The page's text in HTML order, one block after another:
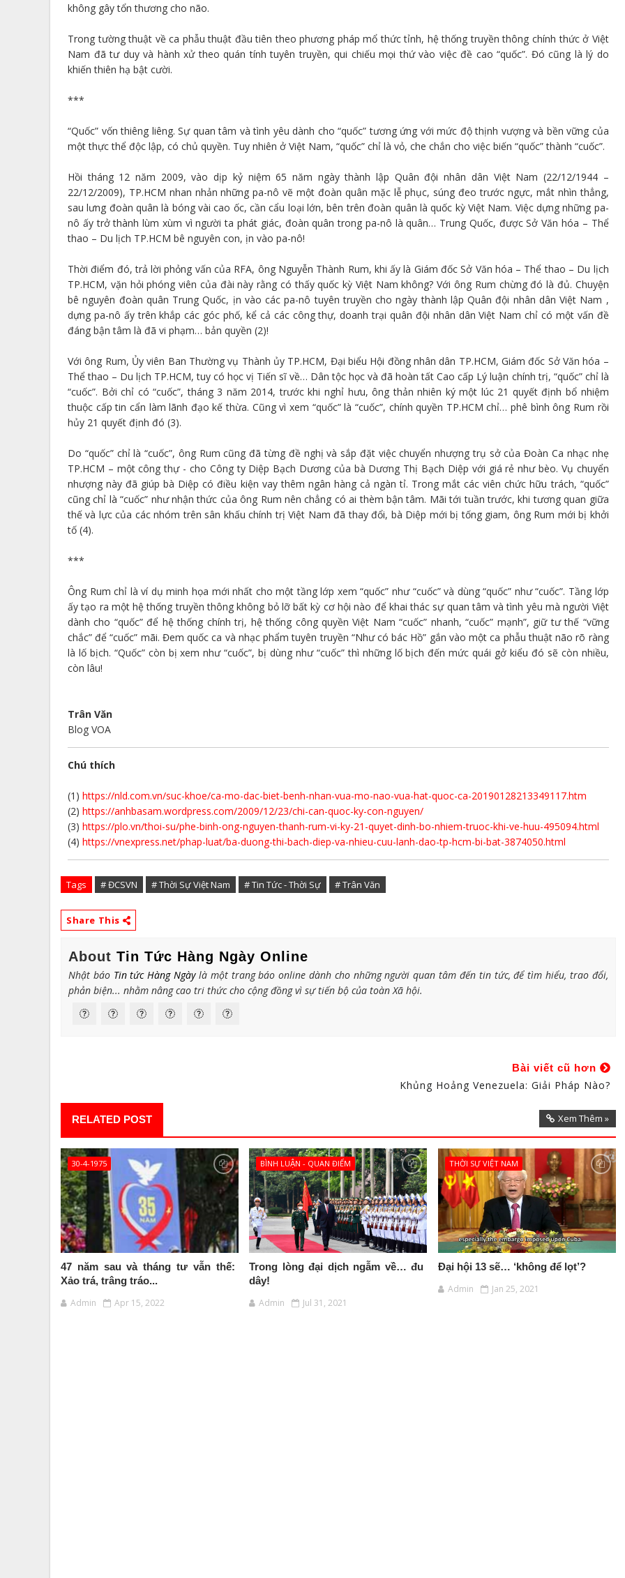
không gây tổn thương cho não.
Trong tường thuật về ca phẫu thuật đầu tiên theo phương pháp mổ thức tỉnh, hệ thống truyền thông chính thức ở Việt
Nam đã tư duy và hành xử theo quán tính tuyên truyền, qui chiếu mọi thứ vào việc đề cao “quốc”. Đó cũng là lý do
khiến thiên hạ bật cười.
***
“Quốc” vốn thiêng liêng. Sự quan tâm và tình yêu dành cho “quốc” tương ứng với mức độ thịnh vượng và bền vững của
một thực thể độc lập, có chủ quyền. Tuy nhiên ở Việt Nam, “quốc” chỉ là vỏ, che chắn cho việc biến “quốc” thành “cuốc”.
Hồi tháng 12 năm 2009, vào dịp kỷ niệm 65 năm ngày thành lập Quân đội nhân dân Việt Nam (22/12/1944 –
22/12/2009), TP.HCM nhan nhản những pa-nô vẽ một đoàn quân mặc lễ phục, súng đeo trước ngực, mắt nhìn thẳng,
sau lưng đoàn quân là bóng vài cao ốc, cần cẩu loại lớn, bên trên đoàn quân là quốc kỳ Việt Nam. Việc dựng những pa-
nô ấy trở thành lùm xùm vì người ta phát giác, đoàn quân trong pa-nô là quân… Trung Quốc, được Sở Văn hóa – Thể
thao – Du lịch TP.HCM bê nguyên con, ịn vào pa-nô!
Thời điểm đó, trả lời phỏng vấn của RFA, ông Nguyễn Thành Rum, khi ấy là Giám đốc Sở Văn hóa – Thể thao – Du lịch
TP.HCM, vặn hỏi phóng viên của đài này rằng có thấy quốc kỳ Việt Nam không? Với ông Rum chừng đó là đủ. Chuyện
bê nguyên đoàn quân Trung Quốc, ịn vào các pa-nô tuyên truyền cho ngày thành lập Quân đội nhân dân Việt Nam ,
dựng pa-nô ấy trên khắp các góc phố, kể cả các công thự, doanh trại quân đội nhân dân Việt Nam chỉ có một vấn đề
đáng bận tâm là đã vi phạm… bản quyền (2)!
Với ông Rum, Ủy viên Ban Thường vụ Thành ủy TP.HCM, Đại biểu Hội đồng nhân dân TP.HCM, Giám đốc Sở Văn hóa –
Thể thao – Du lịch TP.HCM, tuy có học vị Tiến sĩ về… Dân tộc học và đã hoàn tất Cao cấp Lý luận chính trị, “quốc” chỉ là
“cuốc”. Bởi chỉ có “cuốc”, tháng 3 năm 2014, trước khi nghỉ hưu, ông thản nhiên ký một lúc 21 quyết định bổ nhiệm
thuộc cấp tin cẩn làm lãnh đạo kế thừa. Cũng vì xem “quốc” là “cuốc”, chính quyền TP.HCM chỉ… phê bình ông Rum rồi
hủy 21 quyết định đó (3).
Do “quốc” chỉ là “cuốc”, ông Rum cũng đã từng đề nghị và sắp đặt việc chuyển nhượng trụ sở của Đoàn Ca nhạc nhẹ
TP.HCM – một công thự - cho Công ty Diệp Bạch Dương của bà Dương Thị Bạch Diệp với giá rẻ như bèo. Vụ chuyển
nhượng này đã giúp bà Diệp có điều kiện vay thêm ngân hàng cả ngàn tỉ. Trong mắt các viên chức hữu trách, “quốc”
cũng chỉ là “cuốc” như nhận thức của ông Rum nên chẳng có ai thèm bận tâm. Mãi tới tuần trước, khi tương quan giữa
thế và lực của các nhóm trên sân khấu chính trị Việt Nam đã thay đổi, bà Diệp mới bị tống giam, ông Rum mới bị khởi
tố (4).
***
Ông Rum chỉ là ví dụ minh họa mới nhất cho một tầng lớp xem “quốc” như “cuốc” và dùng “quốc” như “cuốc”. Tầng lớp
ấy tạo ra một hệ thống truyền thông không bỏ lỡ bất kỳ cơ hội nào để khai thác sự quan tâm và tình yêu mà người Việt
dành cho “quốc” để hệ thống chính trị, hệ thống công quyền Việt Nam “cuốc” nhanh, “cuốc” mạnh”, giữ tư thế “vững
chắc” để “cuốc” mãi. Đem quốc ca và nhạc phẩm tuyên truyền “Như có bác Hồ” gắn vào một ca phẫu thuật não rõ ràng
là lố bịch. “Quốc” còn bị xem như “cuốc”, bị dùng như “cuốc” thì những lố bịch đến mức quái gở kiểu đó sẽ còn nhiều,
còn lâu!
Trân Văn
Blog VOA
Chú thích
(1) https://nld.com.vn/suc-khoe/ca-mo-dac-biet-benh-nhan-vua-mo-nao-vua-hat-quoc-ca-20190128213349117.htm
(2) https://anhbasam.wordpress.com/2009/12/23/chi-can-quoc-ky-con-nguyen/
(3) https://plo.vn/thoi-su/phe-binh-ong-nguyen-thanh-rum-vi-ky-21-quyet-dinh-bo-nhiem-truoc-khi-ve-huu-495094.html
(4) https://vnexpress.net/phap-luat/ba-duong-thi-bach-diep-va-nhieu-cuu-lanh-dao-tp-hcm-bi-bat-3874050.html
Tags # ĐCSVN # Thời Sự Việt Nam # Tin Tức - Thời Sự # Trân Văn
Share This
About Tin Tức Hàng Ngày Online
Nhật báo Tin tức Hàng Ngàylà một trang báo online dành cho những người quan tâm đến tin tức, để tìm hiểu, trao đổi,
phản biện... nhằm nâng cao tri thức cho cộng đồng vì sự tiến bộ của toàn Xã hội.
Bài viết cũ hơn
Khủng Hoảng Venezuela: Giải Pháp Nào?
RELATED POST Xem Thêm »
30-4-1975
47 năm sau và tháng tư vẫn thế:
Xảo trá, trâng tráo...
Admin
Apr 15, 2022
BÌNH LUẬN - QUAN ĐIỂM
Trong lòng đại dịch ngẫm về… đu
dây!
Admin
Jul 31, 2021
THỜI SỰ VIỆT NAM
Đại hội 13 sẽ… ‘không để lọt’?
Admin
Jan 25, 2021